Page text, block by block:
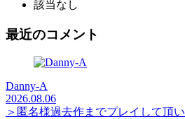
該当なし
最近のコメント
Danny-A
2026.08.06
＞匿名様過去作までプレイして頂